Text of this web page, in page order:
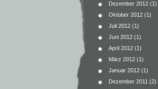
Dezember 2012 (1)
Oktober 2012 (1)
Juli 2012 (1)
Juni 2012 (1)
April 2012 (1)
März 2012 (1)
Januar 2012 (1)
Dezember 2011 (2)